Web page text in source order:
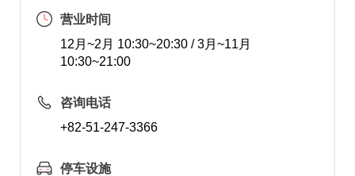
营业时间
12月~2月 10:30~20:30 / 3月~11月
10:30~21:00
咨询电话
+82-51-247-3366
停车设施